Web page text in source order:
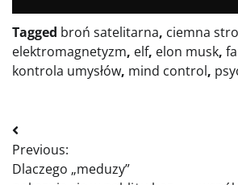
Tagged broń satelitarna, ciemna
elektromagnetyzm, elf, elon musk,
kontrola umysłów, mind control,
Nawigacja
wpisu
Previous:
Dlaczego „meduzy”